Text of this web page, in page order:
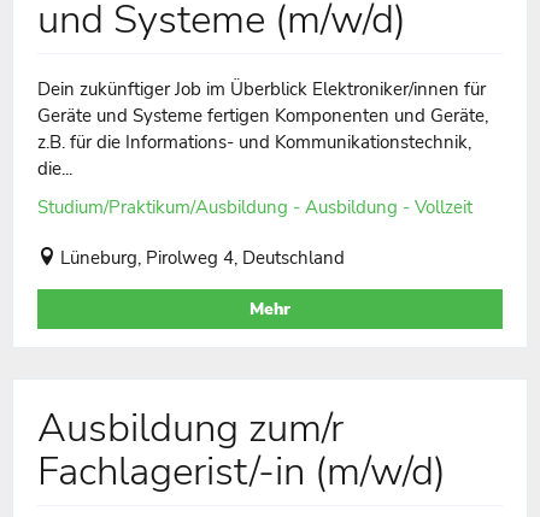
und Systeme (m/w/d)
Dein zukünftiger Job im Überblick Elektroniker/innen für
Geräte und Systeme fertigen Komponenten und Geräte,
z.B. für die Informations- und Kommunikationstechnik,
die...
Studium/Praktikum/Ausbildung - Ausbildung - Vollzeit
Lüneburg, Pirolweg 4, Deutschland
Mehr
Ausbildung zum/r
Fachlagerist/-in (m/w/d)